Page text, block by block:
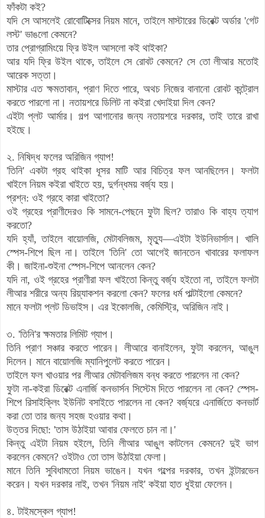
ফাঁকটা কই?
যদি সে আসলেই রোবোটিক্সের নিয়ম মানে, তাইলে মাস্টারের ডিরেক্ট অর্ডার 'গেট
লস্ট' ভাঙলো কেমনে?
তার প্রোগ্রামিংয়ে ফ্রি উইল আসলো কই থাইকা?
আর যদি ফ্রি উইল থাকে, তাইলে সে রোবট কেমনে? সে তো লীআর মতোই
আরেক সত্তা।
মাস্টার এত ক্ষমতাবান, প্রাণ দিতে পারে, অথচ নিজের বানানো রোবট কন্ট্রোল
করতে পারলো না। নতায়শরে ডিলিট না কইরা খেদাইয়া দিল কেন?
এইটা প্লট আর্মার। গল্প আগানোর জন্য নতায়শরে দরকার, তাই তারে রাখা
হইছে।
২. নিষিদ্ধ ফলের অরিজিন গ্যাপ!
'তিনি' একটা গ্রহ থাইকা ধূসর মাটি আর বিচিত্র ফল আনছিলেন। ফলটা
খাইলে নিয়ম কইরা খাইতে হয়, দুর্গন্ধময় বর্জ্য হয়।
প্রশ্ন: ওই গ্রহে কারা খাইতো?
ওই গ্রহের প্রাণীদেরও কি সামনে-পেছনে ফুটা ছিল? তারাও কি বাহ্য ত্যাগ
করতো?
যদি হ্যাঁ, তাইলে বায়োলজি, মেটাবলিজম, মৃত্যু—এইটা ইউনিভার্সাল। খালি
স্পেস-শিপে ছিল না।তাইলে 'তিনি' তো আগেই জানতেন খাবারের ফলাফল
কী। জাইনা-শুইনা স্পেস-শিপে আনলেন কেন?
যদি না, ওই গ্রহের প্রাণীরা ফল খাইতো কিন্তু বর্জ্য হইতো না,তাইলে ফলটা
লীআর শরীরে অন্য রিয়্যাকশন করলো কেন? ফলের ধর্ম পাল্টাইলো কেমনে?
মানে ফলটা প্লট ডিভাইস। এর ইকোলজি, কেমিস্ট্রি, অরিজিন নাই।
৩. 'তিনি'র ক্ষমতার লিমিট গ্যাপ।
তিনি প্রাণ সঞ্চার করতে পারেন। লীআরে বানাইলেন, ফুটা করলেন, আঙুল
দিলেন। মানে বায়োলজি ম্যানিপুলেট করতে পারেন।
তাইলে ফল খাওয়ার পর লীআর মেটাবলিজম বন্ধ করতে পারলেন না কেন?
ফুটা না-কইরা ডিরেক্ট এনার্জি কনভার্সন সিস্টেম দিতে পারলেন না কেন? স্পেস-
শিপে রিসাইক্লিং ইউনিট বসাইতে পারলেন না কেন? বর্জ্যরে এনার্জিতে কনভার্ট
করা তো তার জন্য সহজ হওয়ার কথা।
উত্তর দিছো: 'তাস উঠাইয়া আবার ফেলতে চান না।'
কিন্তু এইটা নিয়ম হইলে, তিনি লীআর আঙুল কাটলেন কেমনে? দুই ভাগ
করলেন কেমনে? ওইটাও তো তাস উঠাইয়া ফেলা।
মানে তিনি সুবিধামতো নিয়ম ভাঙেন। যখন গল্পের দরকার, তখন ইন্টারভেন
করেন। যখন দরকার নাই, তখন 'নিয়ম নাই' কইয়া হাত ধুইয়া ফেলেন।
৪. টাইমস্কেল গ্যাপ!